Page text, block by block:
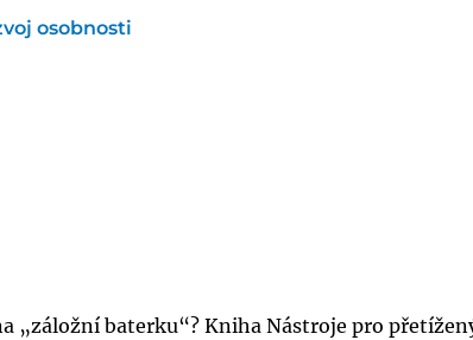
osobnosti
„záložní baterku“? Kniha Nástroje pro